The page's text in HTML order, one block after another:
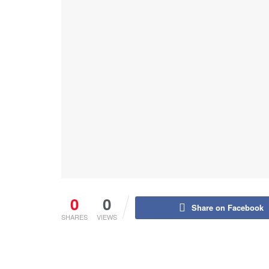
0
SHARES
0
VIEWS
Share on Facebook